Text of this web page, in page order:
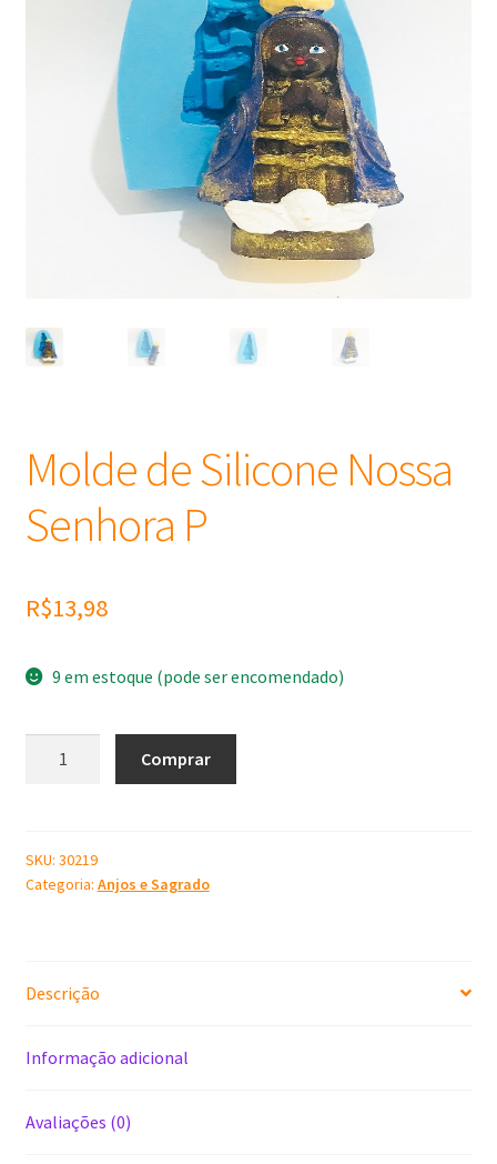
Matéria Prima
Corante, Pigmento e Óxido
Óleos
Molde de Silicone Nossa
Senhora P
R$13,98
9 em estoque (pode ser encomendado)
Senhora
P
Comprar
SKU: 30219
Categoria: Anjos e Sagrado
Descrição
Informação adicional
Avaliações (0)